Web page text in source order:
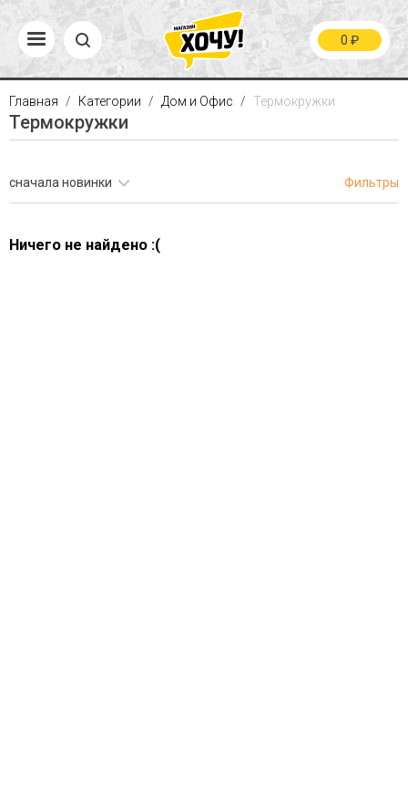
0 ₽
Главная Категории Дом и Офис Термокружки
Термокружки
сначала новинки Фильтры
Ничего не найдено :(